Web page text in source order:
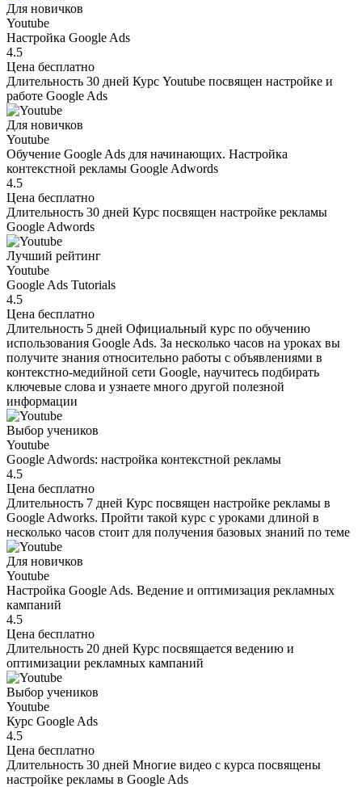
Для новичков
Youtube
Настройка Google Ads
4.5
Цена бесплатно
Длительность 30 дней Курс Youtube посвящен настройке и
работе Google Ads
Для новичков
Youtube
Обучение Google Ads для начинающих. Настройка
контекстной рекламы Google Adwords
4.5
Цена бесплатно
Длительность 30 дней Курс посвящен настройке рекламы
Google Adwords
Лучший рейтинг
Youtube
Google Ads Tutorials
4.5
Цена бесплатно
Длительность 5 дней Официальный курс по обучению
использования Google Ads. За несколько часов на уроках вы
получите знания относительно работы с объявлениями в
контекстно-медийной сети Google, научитесь подбирать
ключевые слова и узнаете много другой полезной
информации
Выбор учеников
Youtube
Google Adwords: настройка контекстной рекламы
4.5
Цена бесплатно
Длительность 7 дней Курс посвящен настройке рекламы в
Google Adworks. Пройти такой курс с уроками длиной в
несколько часов стоит для получения базовых знаний по теме
Для новичков
Youtube
Настройка Google Ads. Ведение и оптимизация рекламных
кампаний
4.5
Цена бесплатно
Длительность 20 дней Курс посвящается ведению и
оптимизации рекламных кампаний
Выбор учеников
Youtube
Курс Google Ads
4.5
Цена бесплатно
Длительность 30 дней Многие видео с курса посвящены
настройке рекламы в Google Ads